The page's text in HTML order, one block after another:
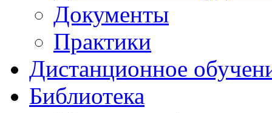
Документы
Практики
Дистанционное
Библиотека